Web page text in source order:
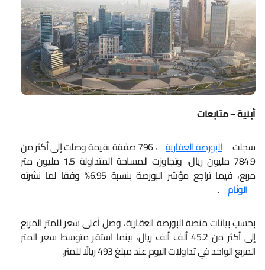
أبنية – متابعات
سجلت البورصة العقارية
، 796 صفقة بقيمة وصلت إلى أكثر من
784.9 مليون ريال، وتجاوزت المساحة المتداولة 1.5 مليون متر
مربع، فيما تراجع مؤشر البورصة بنسبة 6.95% وفقا لما نشرته
الوئام .
بحسب بيانات منصة البورصة العقارية، وصل أعلى سعر للمتر المربع
إلى أكثر من 45.2 ألف ألف ريال، بينما استقر متوسط سعر المتر
المربع الواحد في تداولات اليوم عند مبلغ 493 ريالًا للمتر.